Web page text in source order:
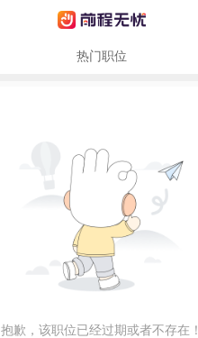
热门职位
抱歉，该职位已经过期或者不存在！